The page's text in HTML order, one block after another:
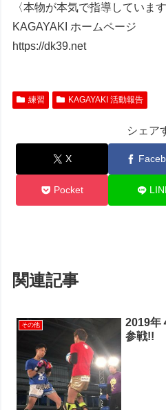
〈本物が本気で指導しています
KAGAYAKI ホームページ
https://dk39.net
練習 KAGAYAKI 活動報告
シェア
X
Pocket
関連記事
その他
2019年
参戦!!